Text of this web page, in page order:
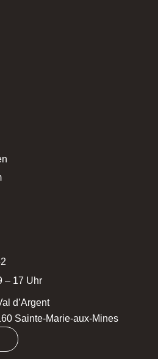
– 17 Uhr
d’Argent
Sainte-Marie-aux-Mines